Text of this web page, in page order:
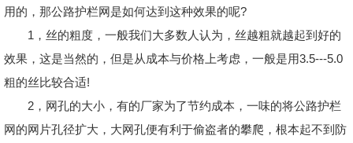
用的，那公路护栏网是如何达到这种效果的呢?
1，丝的粗度，一般我们大多数人认为，丝越粗就越起到好的
效果，这是当然的，但是从成本与价格上考虑，一般是用3.5---5.0
粗的丝比较合适!
2，网孔的大小，有的厂家为了节约成本，一味的将公路护栏
网的网片孔径扩大，大网孔便有利于偷盗者的攀爬，根本起不到防